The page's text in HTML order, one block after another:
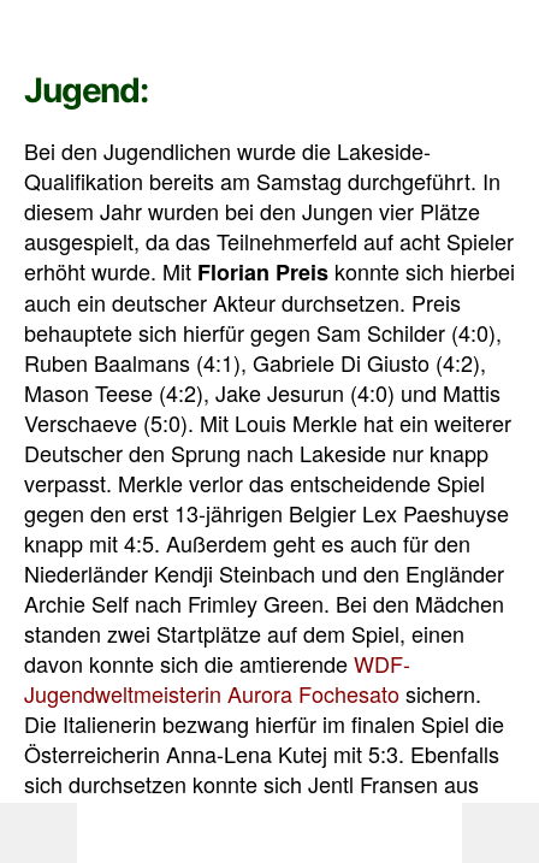
Jugend:
Bei den Jugendlichen wurde die Lakeside-
Qualifikation bereits am Samstag durchgeführt. In
diesem Jahr wurden bei den Jungen vier Plätze
ausgespielt, da das Teilnehmerfeld auf acht Spieler
erhöht wurde. Mit Florian Preis konnte sich hierbei
auch ein deutscher Akteur durchsetzen. Preis
behauptete sich hierfür gegen Sam Schilder (4:0),
Ruben Baalmans (4:1), Gabriele Di Giusto (4:2),
Mason Teese (4:2), Jake Jesurun (4:0) und Mattis
Verschaeve (5:0). Mit Louis Merkle hat ein weiterer
Deutscher den Sprung nach Lakeside nur knapp
verpasst. Merkle verlor das entscheidende Spiel
gegen den erst 13-jährigen Belgier Lex Paeshuyse
knapp mit 4:5. Außerdem geht es auch für den
Niederländer Kendji Steinbach und den Engländer
Archie Self nach Frimley Green. Bei den Mädchen
standen zwei Startplätze auf dem Spiel, einen
davon konnte sich die amtierendeWDF-
Jugendweltmeisterin Aurora Fochesatosichern.
Die Italienerin bezwang hierfür im finalen Spiel die
Österreicherin Anna-Lena Kutej mit 5:3. Ebenfalls
sich durchsetzen konnte sich Jentl Fransen aus